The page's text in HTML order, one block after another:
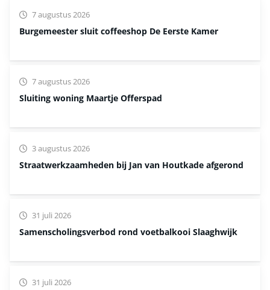
Burgemeester sluit coffeeshop De Eerste Kamer
7 augustus 2026
Sluiting woning Maartje Offerspad
7 augustus 2026
Straatwerkzaamheden bij Jan van Houtkade afgerond
3 augustus 2026
Samenscholingsverbod rond voetbalkooi Slaaghwijk
31 juli 2026
31 juli 2026